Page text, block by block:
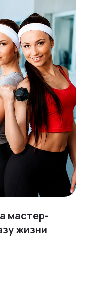
мастер-
жизни